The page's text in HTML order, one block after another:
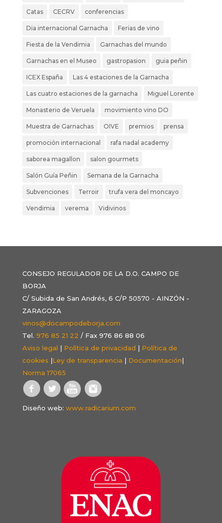
Catas CECRV conferencias
Dia internacional Garnacha Ferias de vino
Fiesta de la Vendimia Garnachas del mundo
Garnachas en el Museo gastropasion guia peñin
ICEX España Las 4 estaciones de la Garnacha
Las cuatro estaciones de la garnacha Miguel Lorente
Monasterio de Veruela movimiento vino DO
Muestra de Garnachas OIVE premios prensa
promoción internacional rafa nadal academy
saborea magallon salon gourmets
Salón Guía Peñin Semana de la Garnacha
Subvenciones Terroir trufa vera del moncayo
Vendimia verema Vidivinos
CONSEJO REGULADOR DE LA D.O. CAMPO DE
BORJA
C/ Subida de San Andrés, 6 C/P 50570 - AINZÓN -
ZARAGOZA
vinos@docampodeborja.com
Tel. 976 85 21 22 / Fax 976 86 88 06
Aviso legal | Política de privacidad | Política de
cookies |Ley de transparencia | Documentación|
Norma 17065
Diseño web: www.radicarium.com